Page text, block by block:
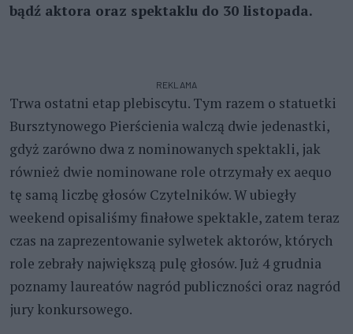
bądź aktora oraz spektaklu do 30 listopada.
REKLAMA
Trwa ostatni etap plebiscytu. Tym razem o statuetki
Bursztynowego Pierścienia walczą dwie jedenastki,
gdyż zarówno dwa z nominowanych spektakli, jak
również dwie nominowane role otrzymały ex aequo
tę samą liczbę głosów Czytelników. W ubiegły
weekend opisaliśmy finałowe spektakle, zatem teraz
czas na zaprezentowanie sylwetek aktorów, których
role zebrały największą pulę głosów. Już 4 grudnia
poznamy laureatów nagród publiczności oraz nagród
jury konkursowego.